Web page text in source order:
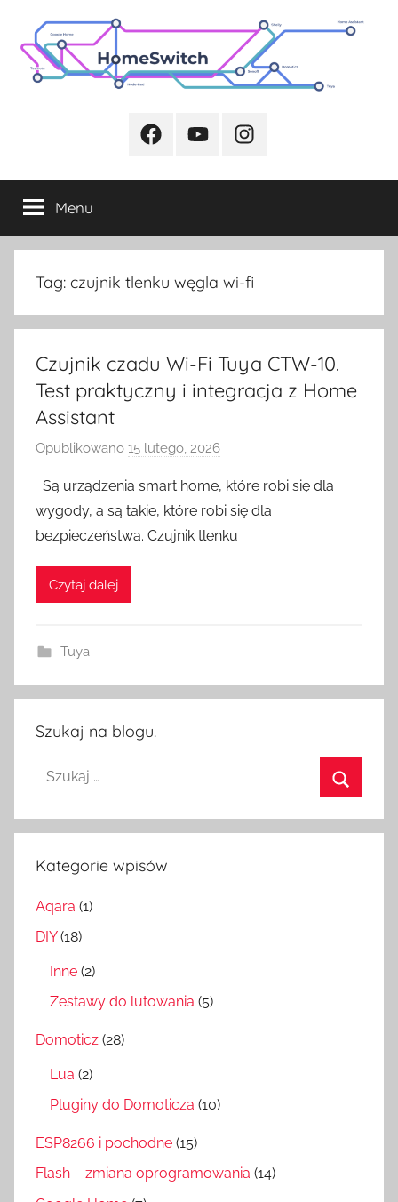
treści
FacebookYoutubeInstagram
Menu
Tag: czujnik tlenku węgla wi-fi
Czujnik czadu Wi-Fi Tuya CTW-10.
Test praktyczny i integracja z Home
Assistant
Opublikowano 15 lutego, 2026
z
e
z
i
Są urządzenia smart home, które robi się dla
wygody, a są takie, które robi się dla
bezpieczeństwa. Czujnik tlenku
Czytaj dalej
Tuya
Szukaj na blogu.
Szukaj:
Kategorie wpisów
Aqara (1)
DIY(18)
Inne (2)
Zestawy do lutowania (5)
Domoticz (28)
Lua (2)
Pluginy do Domoticza (10)
ESP8266 i pochodne (15)
Flash – zmiana oprogramowania (14)